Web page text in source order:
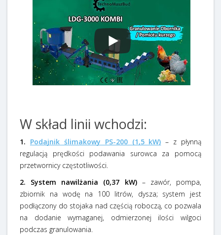
W skład linii wchodzi:
1. Podajnik ślimakowy PS-200 (1,5 kW) – z płynną
regulacją prędkości podawania surowca za pomocą
przetwornicy częstotliwości.
2. System nawilżania (0,37 kW)– zawór, pompa,
zbiornik na wodę na 100 litrów, dysza; system jest
podłączony do stojaka nad częścią roboczą, co pozwala
na dodanie wymaganej, odmierzonej ilości wilgoci
podczas granulowania.